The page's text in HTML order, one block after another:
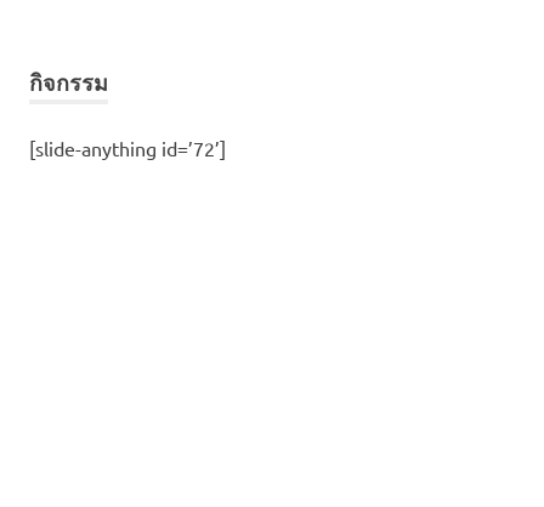
กิจกรรม
[slide-anything id=’72’]